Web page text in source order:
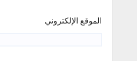
الموقع الإلكتروني